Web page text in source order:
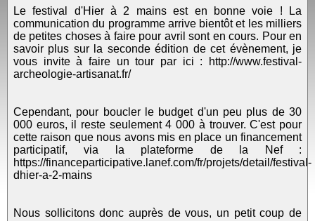
Le festival d'Hier à 2 mains est en bonne voie ! La
communication du programme arrive bientôt et les milliers
de petites choses à faire pour avril sont en cours. Pour en
savoir plus sur la seconde édition de cet évènement, je
vous invite à faire un tour par ici : http://www.festival-
archeologie-artisanat.fr/
Cependant, pour boucler le budget d'un peu plus de 30
000 euros, il reste seulement 4 000 à trouver. C'est pour
cette raison que nous avons mis en place un financement
participatif, via la plateforme de la Nef :
https://financeparticipative.lanef.com/fr/projets/detail/festival-
dhier-a-2-mains
Nous sollicitons donc auprès de vous, un petit coup de